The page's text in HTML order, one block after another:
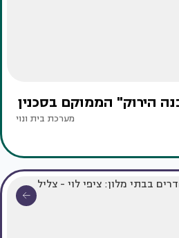
הירוק" הממוקם בסכנין
מערכת בית ונוי